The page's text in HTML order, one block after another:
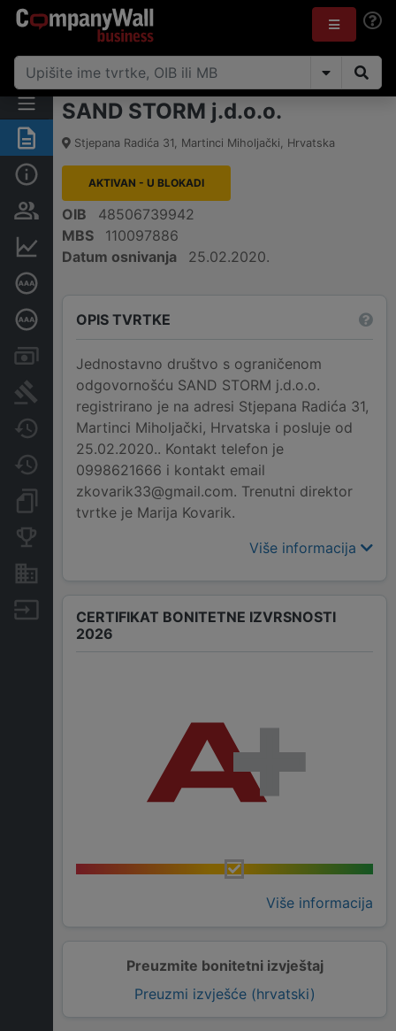
Sažetak
Osobe i vlasništvo
Dubinska bonitetna ocjena
Računi i blokade
Sudske objave
Javne nabavke
Promjene
Dokumenti i objave
Izvoz
SAND STORM j.d.o.o.
Stjepana Radića 31, Martinci Miholjački, Hrvatska
AKTIVAN - U BLOKADI
OIB
48506739942
MBS
110097886
Datum osnivanja
25.02.2020.
OPIS TVRTKE
Jednostavno društvo s ograničenom
odgovornošću SAND STORM j.d.o.o.
registrirano je na adresi Stjepana Radića 31,
Martinci Miholjački, Hrvatska i posluje od
25.02.2020.. Kontakt telefon je
0998621666 i kontakt email
zkovarik33@gmail.com. Trenutni direktor
tvrtke je Marija Kovarik.
Više informacija
CERTIFIKAT BONITETNE IZVRSNOSTI
2026
Više informacija
Preuzmite bonitetni izvještaj
Preuzmi izvješće (hrvatski)